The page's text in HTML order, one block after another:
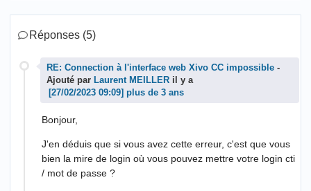
Réponses (5)
RE: Connection à l'interface web Xivo CC impossible -
Ajouté par Laurent MEILLER il y a
plus de 3 ans
Bonjour,
J'en déduis que si vous avez cette erreur, c'est que vous
bien la mire de login où vous pouvez mettre votre login cti
/ mot de passe ?